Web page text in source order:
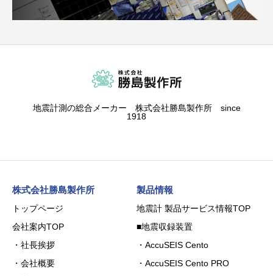
地震計測の総合メーカー 株式会社勝島製作所 since
1918
株式会社勝島製作所
トップページ
会社案内TOP
・社長挨拶
・会社概要
製品情報
地震計 製品サービス情報TOP
■地震収録装置
・AccuSEIS Cento
・AccuSEIS Cento PRO